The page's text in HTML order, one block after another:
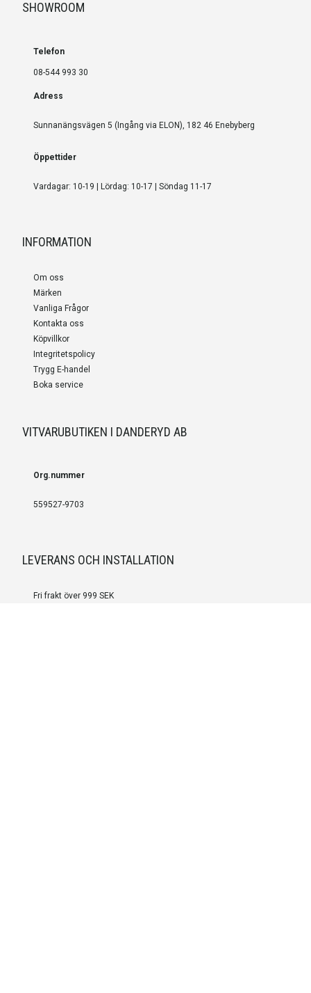
SHOWROOM
Telefon
08-544 993 30
Adress
Sunnanängsvägen 5 (Ingång via ELON), 182 46 Enebyberg
Öppettider
Vardagar: 10-19 | Lördag: 10-17 | Söndag 11-17
INFORMATION
Om oss
Märken
Vanliga Frågor
Kontakta oss
Köpvillkor
Integritetspolicy
Trygg E-handel
Boka service
VITVARUBUTIKEN I DANDERYD AB
Org.nummer
559527-9703
LEVERANS OCH INSTALLATION
Fri frakt över 999 SEK